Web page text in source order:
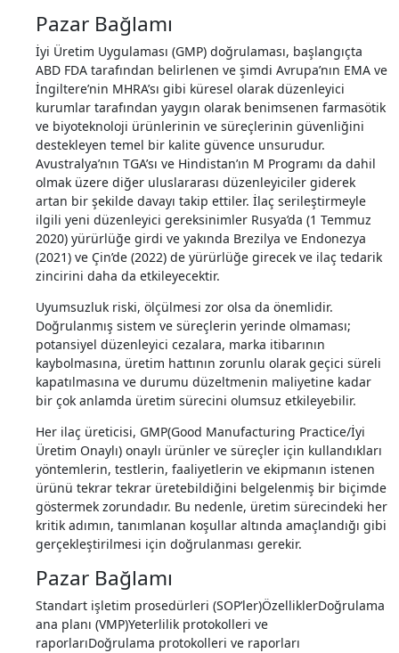
Pazar Bağlamı
İyi Üretim Uygulaması (GMP) doğrulaması, başlangıçta
ABD FDA tarafından belirlenen ve şimdi Avrupa’nın EMA ve
İngiltere’nin MHRA’sı gibi küresel olarak düzenleyici
kurumlar tarafından yaygın olarak benimsenen farmasötik
ve biyoteknoloji ürünlerinin ve süreçlerinin güvenliğini
destekleyen temel bir kalite güvence unsurudur.
Avustralya’nın TGA’sı ve Hindistan’ın M Programı da dahil
olmak üzere diğer uluslararası düzenleyiciler giderek
artan bir şekilde davayı takip ettiler. İlaç serileştirmeyle
ilgili yeni düzenleyici gereksinimler Rusya’da (1 Temmuz
2020) yürürlüğe girdi ve yakında Brezilya ve Endonezya
(2021) ve Çin’de (2022) de yürürlüğe girecek ve ilaç tedarik
zincirini daha da etkileyecektir.
Uyumsuzluk riski, ölçülmesi zor olsa da önemlidir.
Doğrulanmış sistem ve süreçlerin yerinde olmaması;
potansiyel düzenleyici cezalara, marka itibarının
kaybolmasına, üretim hattının zorunlu olarak geçici süreli
kapatılmasına ve durumu düzeltmenin maliyetine kadar
bir çok anlamda üretim sürecini olumsuz etkileyebilir.
Her ilaç üreticisi, GMP(Good Manufacturing Practice/İyi
Üretim Onaylı) onaylı ürünler ve süreçler için kullandıkları
yöntemlerin, testlerin, faaliyetlerin ve ekipmanın istenen
ürünü tekrar tekrar üretebildiğini belgelenmiş bir biçimde
göstermek zorundadır. Bu nedenle, üretim sürecindeki her
kritik adımın, tanımlanan koşullar altında amaçlandığı gibi
gerçekleştirilmesi için doğrulanması gerekir.
Pazar Bağlamı
Standart işletim prosedürleri (SOP’ler)ÖzelliklerDoğrulama
ana planı (VMP)Yeterlilik protokolleri ve
raporlarıDoğrulama protokolleri ve raporları